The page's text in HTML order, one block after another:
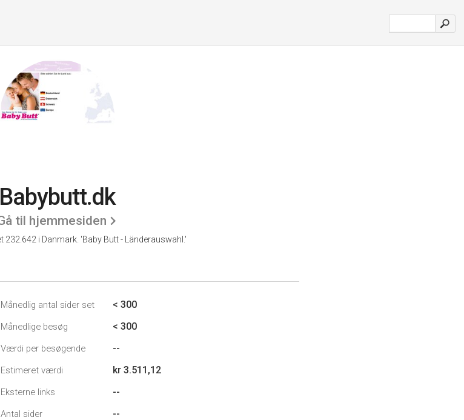
Babybutt.dk
til hjemmesiden
232.642 i Danmark. 'Baby Butt - Länderauswahl.'
Månedlig antal sider set < 300
Månedlige besøg < 300
Værdi per besøgende --
Estimeret værdi kr 3.511,12
Eksterne links --
Antal sider --